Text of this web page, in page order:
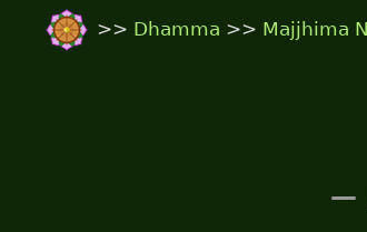
>> Dhamma >> Majjhima
—